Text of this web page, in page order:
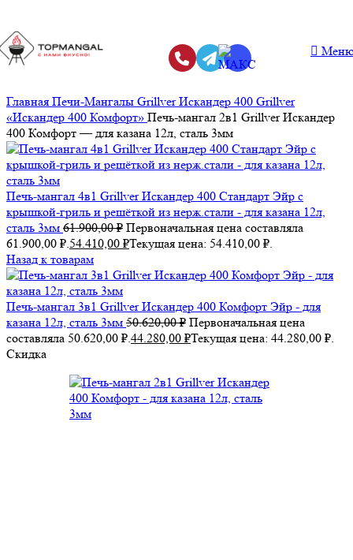
Главная Печи-Мангалы Grillver Искандер 400 Grillver
«Искандер 400 Комфорт» Печь-мангал 2в1 Grillver Искандер
400 Комфорт — для казана 12л, сталь 3мм
Печь-мангал 4в1 Grillver Искандер 400 Стандарт Эйр с
крышкой-гриль и решёткой из нерж.стали - для казана 12л,
сталь 3мм 61.900,00₽ Первоначальная цена составляла
61.900,00 ₽.54.410,00 ₽Текущая цена: 54.410,00 ₽.
Назад к товарам
Печь-мангал 3в1 Grillver Искандер 400 Комфорт Эйр - для
казана 12л, сталь 3мм 50.620,00₽ Первоначальная цена
составляла 50.620,00 ₽.44.280,00 ₽Текущая цена: 44.280,00 ₽.
Скидка